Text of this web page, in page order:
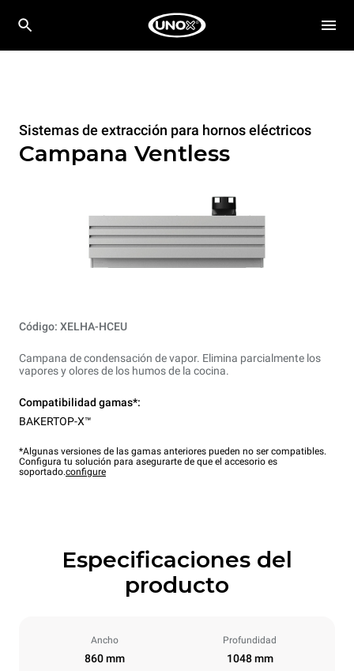
Sistemas de extracción para hornos eléctricos
Campana Ventless
Código: XELHA-HCEU
Campana de condensación de vapor. Elimina parcialmente los
vapores y olores de los humos de la cocina.
Compatibilidad gamas*:
BAKERTOP-X™
*Algunas versiones de las gamas anteriores pueden no ser compatibles.
Configura tu solución para asegurarte de que el accesorio es
soportado.configure
Especificaciones del
producto
Ancho
860 mm
Profundidad
1048 mm